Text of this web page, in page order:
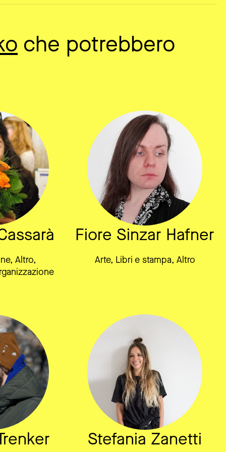
che potrebbero
Altro,
Fiore Sinzar Hafner
Arte, Libri e stampa, Altro
Stefania Zanetti